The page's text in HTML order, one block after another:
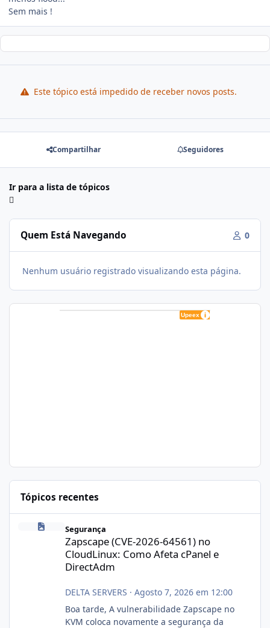
Sem mais !
Este tópico está impedido de receber novos posts.
Compartilhar Seguidores
Ir para a lista de tópicos
Quem Está Navegando 0
Nenhum usuário registrado visualizando esta página.
Tópicos recentes
Zapscape (CVE-2026-64561) no CloudLinux: Como Afeta cPanel
Segurança
Zapscape (CVE-2026-64561) no
CloudLinux: Como Afeta cPanel e
DirectAdm
DELTA SERVERS · Agosto 7, 2026 em 12:00
Boa tarde, A vulnerabilidade Zapscape no
KVM coloca novamente a segurança da